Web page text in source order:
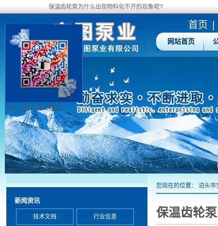
保温齿轮泵为什么出现物料化不开的现象呢?
首页
网站首页
您现在的位置： 泊头市
保温齿轮
新闻资讯
技术文档 行业信息
"扫一扫，加入我们"